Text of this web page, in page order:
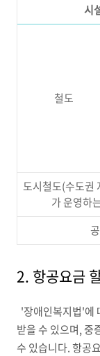
시
철도
도시철도(수도권
가 운영하
2. 항공요금
'장애인복지법'에
받을 수 있으며, 중
수 있습니다. 항공